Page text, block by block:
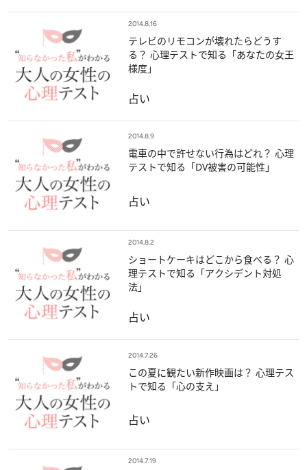
2014.8.16
テレビのリモコンが壊れたらどうす
る？ 心理テストで知る「あなたの女王
様度」
占い
2014.8.9
電車の中で許せない行為はどれ？ 心理
テストで知る「DV被害の可能性」
占い
2014.8.2
ショートケーキはどこから食べる？ 心
理テストで知る「アクシデント対処
法」
占い
2014.7.26
この夏に観たい新作映画は？ 心理テス
トで知る「心の支え」
占い
2014.7.19